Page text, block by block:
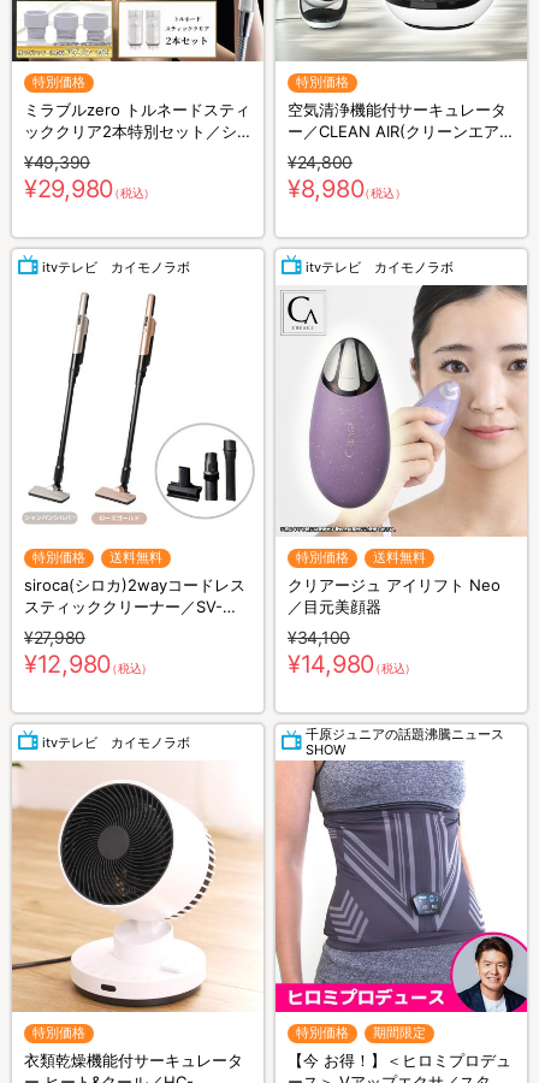
特別価格
ミラブルzero トルネードスティ
ッククリア2本特別セット／シ
ャワーヘッド
¥49,390
¥29,980（税込）
特別価格
空気清浄機能付サーキュレータ
ー／CLEAN AIR(クリーンエア
ー)／THREEUP(スリーアップ)
／軽量コンパクト／省エネ
¥24,800
¥8,980（税込）
itvテレビ カイモノラボ
特別価格 送料無料
siroca(シロカ)2wayコードレス
スティッククリーナー／SV-
S281
¥27,980
¥12,980（税込）
itvテレビ カイモノラボ
特別価格 送料無料
クリアージュ アイリフト Neo
／目元美顔器
¥34,100
¥14,980（税込）
itvテレビ カイモノラボ
特別価格
衣類乾燥機能付サーキュレータ
千原ジュニアの話題沸騰ニュース
SHOW
特別価格 期間限定
【今 お得！】＜ヒロミプロデュ